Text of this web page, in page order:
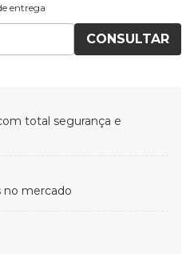
entrega
CONSULTAR
total segurança e
no mercado